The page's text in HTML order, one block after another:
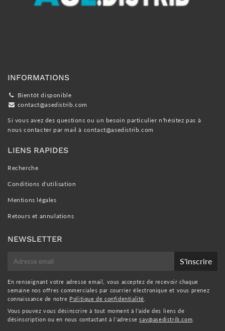
INFORMATIONS
Bientôt disponible
contact@asedistrib.com
Si vous avez des questions ou un besoin particulier n'hésitez pas à
nous contacter par mail à contact@asedistrib.com
LIENS RAPIDES
Recherche
Conditions d'utilisation
Mentions légales
Retours et annulations
NEWSLETTER
mail
S'inscrire
En renseignant votre adresse email, vous acceptez de recevoir chaque
semaine nos offres commerciales par courrier électronique et vous prenez
connaissance de notre Politique de confidentialité
Vous pouvez vous désinscrire à tout moment à l'aide des liens de
désinscription ou en nous contactant à l'adressesav@asedistrib.com